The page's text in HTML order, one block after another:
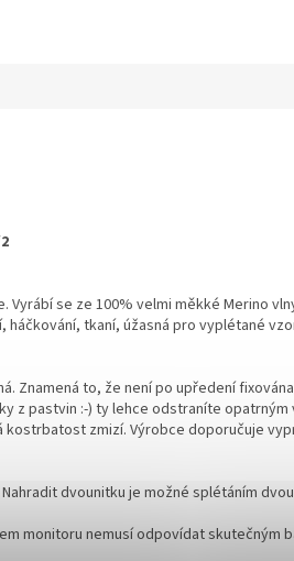
Vyrábí se ze 100% velmi měkké Merino
tkaní, úžasná pro vyplétané
Znamená to, že není po upředení
z pastvin :-) ty lehce odstraníte
kostrbatost zmizí. Výrobce doporučuje
dvounitku je možné splétáním
monitoru nemusí odpovídat skutečným